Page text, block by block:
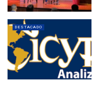
DESTACADO